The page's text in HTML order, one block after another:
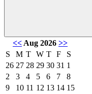
<< Aug 2026 >>
S
M T W T F
S
26 27 28 29 30 31 1
2
3 4 5 6 7
8
9
10 11 12 13 14 15